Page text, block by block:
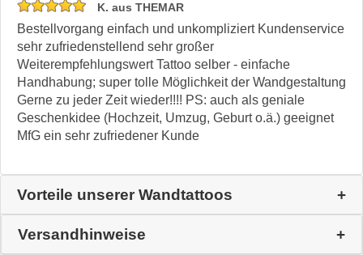
K. aus THEMAR
Bestellvorgang einfach und unkompliziert Kundenservice
sehr zufriedenstellend sehr großer
Weiterempfehlungswert Tattoo selber - einfache
Handhabung; super tolle Möglichkeit der Wandgestaltung
Gerne zu jeder Zeit wieder!!!! PS: auch als geniale
Geschenkidee (Hochzeit, Umzug, Geburt o.ä.) geeignet
MfG ein sehr zufriedener Kunde
Vorteile unserer Wandtattoos
Versandhinweise